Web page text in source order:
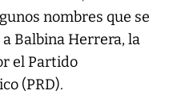
nombres que se
Balbina Herrera, la
el Partido
(PRD).